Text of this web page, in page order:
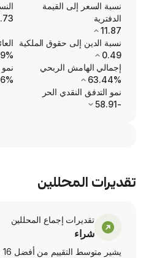
القيمة
النسبة الحالية
حقوق الملكية
العائد على حقوق
الربحي
نمو الدخل
24.86%
الحر
إجماع المحللين
أفضل 16 محللاً إلى أنه
من